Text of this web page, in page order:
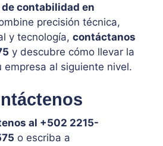
contabilidad en
precisión técnica,
y tecnología, contáctanos
y descubre cómo llevar la
al siguiente nivel.
al +502 2215-
o escriba a